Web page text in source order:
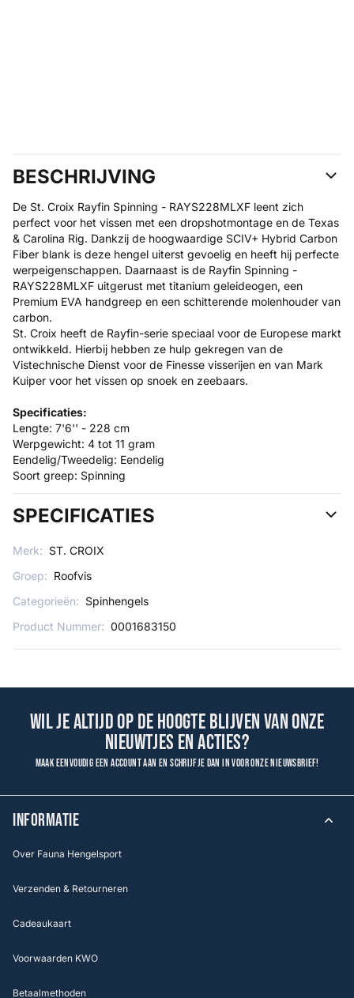
BESCHRIJVING
De St. Croix Rayfin Spinning - RAYS228MLXF leent zich
perfect voor het vissen met een dropshotmontage en de Texas
& Carolina Rig. Dankzij de hoogwaardige SCIV+ Hybrid Carbon
Fiber blank is deze hengel uiterst gevoelig en heeft hij perfecte
werpeigenschappen. Daarnaast is de Rayfin Spinning -
RAYS228MLXF uitgerust met titanium geleideogen, een
Premium EVA handgreep en een schitterende molenhouder van
carbon.
St. Croix heeft de Rayfin-serie speciaal voor de Europese markt
ontwikkeld. Hierbij hebben ze hulp gekregen van de
Vistechnische Dienst voor de Finesse visserijen en van Mark
Kuiper voor het vissen op snoek en zeebaars.
Specificaties:
Lengte: 7'6'' - 228 cm
Werpgewicht: 4 tot 11 gram
Eendelig/Tweedelig: Eendelig
Soort greep: Spinning
SPECIFICATIES
Merk: ST. CROIX
Groep: Roofvis
Categorieën: Spinhengels
Product Nummer: 0001683150
Wil je altijd op de hoogte blijven van onze
nieuwtjes en acties?
Maak eenvoudig een account aan en schrijf je dan in voor onze nieuwsbrief!
INFORMATIE
Over Fauna Hengelsport
Verzenden & Retourneren
Cadeaukaart
Voorwaarden KWO
Betaalmethoden